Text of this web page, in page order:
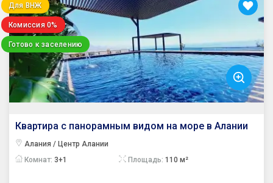
Для ВНЖ
Комиссия 0%
Готово к заселению
Квартира с панорамным видом на море в Алании
Алания / Центр Алании
Комнат: 3+1 Площадь: 110 м²